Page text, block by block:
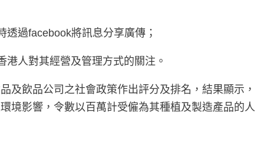
過facebook將訊息分享廣傳；
人對其經營及管理方式的關注。
及飲品公司之社會政策作出評分及排名，結果顯示，
境影響，令數以百萬計受僱為其種植及製造產品的人